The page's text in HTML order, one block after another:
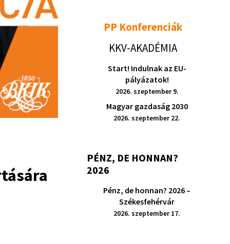
PP Konferenciák
KKV-AKADÉMIA
Start! Indulnak az EU-
pályázatok!
2026. szeptember 9.
Magyar gazdaság 2030
2026. szeptember 22.
PÉNZ, DE HONNAN?
2026
Pénz, de honnan? 2026 –
Székesfehérvár
2026. szeptember 17.